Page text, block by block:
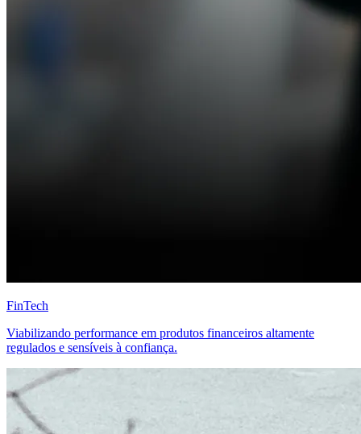
FinTech
Viabilizando performance em produtos financeiros altamente
regulados e sensíveis à confiança.